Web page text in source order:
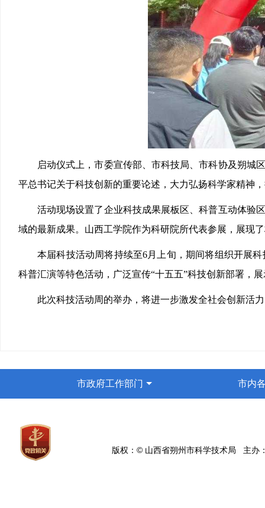
启动仪式上，市委宣传部、市科技局、市科协及朔城
平总书记关于科技创新的重要论述，大力弘扬科学家精神
活动现场设置了企业科技成果展板区、科普互动体验
域的最新成果。山西工学院作为科研院所代表参展，展现
本届科技活动周将持续至6月上旬，期间将组织开展
科普汇演等特色活动，广泛宣传“十五五”科技创新部署，
此次科技活动周的举办，将进一步激发全社会创新活
市政府工作部门 市内
版权：© 山西省朔州市科学技术局 主